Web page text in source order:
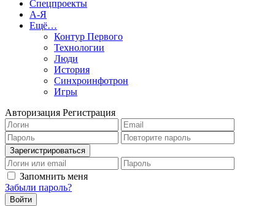
Спецпроекты
А-Я
Ещё…
Контур Первого
Технологии
Люди
История
Синхроинфотрон
Игры
Авторизация Регистрация
Запомнить меня
Забыли пароль?